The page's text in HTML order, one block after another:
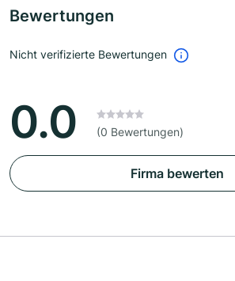
Bewertungen
Nicht verifizierte Bewertungen
0.0 (0 Bewertungen)
Firma bewerten